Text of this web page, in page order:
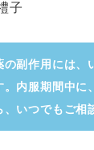
子
の副作用には、
。内服期間中に
いつでもご相